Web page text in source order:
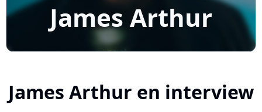
James Arthur
James Arthur en interview